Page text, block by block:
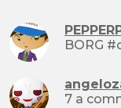
BORG
7 a